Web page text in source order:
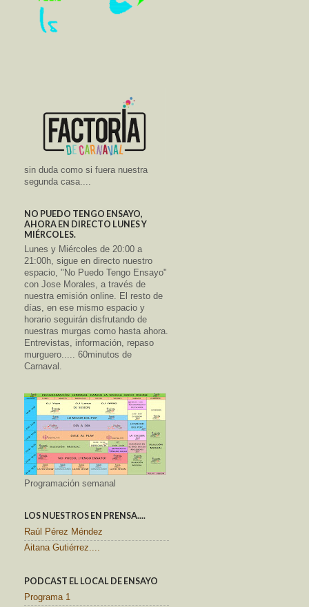
sin duda como si fuera nuestra
segunda casa....
NO PUEDO TENGO ENSAYO,
AHORA EN DIRECTO LUNES Y
MIÉRCOLES.
Lunes y Miércoles de 20:00 a
21:00h, sigue en directo nuestro
espacio, "No Puedo Tengo Ensayo"
con Jose Morales, a través de
nuestra emisión online. El resto de
días, en ese mismo espacio y
horario seguirán disfrutando de
nuestras murgas como hasta ahora.
Entrevistas, información, repaso
murguero..... 60minutos de
Carnaval.
Programación semanal
LOS NUESTROS EN PRENSA....
Raúl Pérez Méndez
Aitana Gutiérrez....
PODCAST EL LOCAL DE ENSAYO
Programa 1